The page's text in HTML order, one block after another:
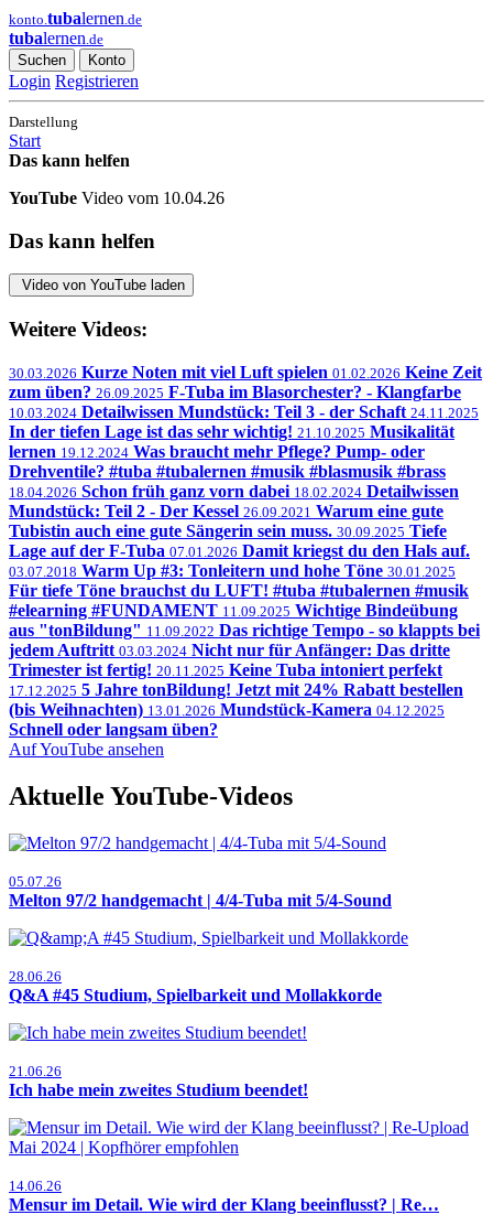
konto.tubalernen.de
tubalernen.de
Suchen
Konto
Login Registrieren
Darstellung
Start
Das kann helfen
YouTube Video vom 10.04.26
Das kann helfen
Video von YouTube laden
Weitere Videos:
30.03.2026 Kurze Noten mit viel Luft spielen 01.02.2026 Keine Zeit
zum üben? 26.09.2025 F-Tuba im Blasorchester? - Klangfarbe
10.03.2024 Detailwissen Mundstück: Teil 3 - der Schaft 24.11.2025
In der tiefen Lage ist das sehr wichtig! 21.10.2025 Musikalität
lernen 19.12.2024 Was braucht mehr Pflege? Pump- oder
Drehventile? #tuba #tubalernen #musik #blasmusik #brass
18.04.2026 Schon früh ganz vorn dabei 18.02.2024 Detailwissen
Mundstück: Teil 2 - Der Kessel 26.09.2021 Warum eine gute
Tubistin auch eine gute Sängerin sein muss. 30.09.2025 Tiefe
Lage auf der F-Tuba 07.01.2026 Damit kriegst du den Hals auf.
03.07.2018 Warm Up #3: Tonleitern und hohe Töne 30.01.2025
Für tiefe Töne brauchst du LUFT! #tuba #tubalernen #musik
#elearning #FUNDAMENT 11.09.2025 Wichtige Bindeübung
aus "tonBildung" 11.09.2022 Das richtige Tempo - so klappts bei
jedem Auftritt 03.03.2024 Nicht nur für Anfänger: Das dritte
Trimester ist fertig! 20.11.2025 Keine Tuba intoniert perfekt
17.12.2025 5 Jahre tonBildung! Jetzt mit 24% Rabatt bestellen
(bis Weihnachten) 13.01.2026 Mundstück-Kamera 04.12.2025
Schnell oder langsam üben?
Auf YouTube ansehen
Aktuelle YouTube-Videos
05.07.26
Melton 97/2 handgemacht | 4/4-Tuba mit 5/4-Sound
28.06.26
Q&A #45 Studium, Spielbarkeit und Mollakkorde
21.06.26
Ich habe mein zweites Studium beendet!
14.06.26
Mensur im Detail. Wie wird der Klang beeinflusst? | Re…